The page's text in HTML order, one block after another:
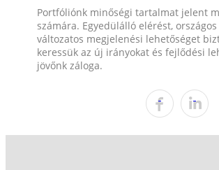
Portfóliónk minőségi tartalmat jelent
számára. Egyedülálló elérést,
változatos megjelenési lehetőséget
keressük az új irányokat és fejlődési
jövőnk záloga.